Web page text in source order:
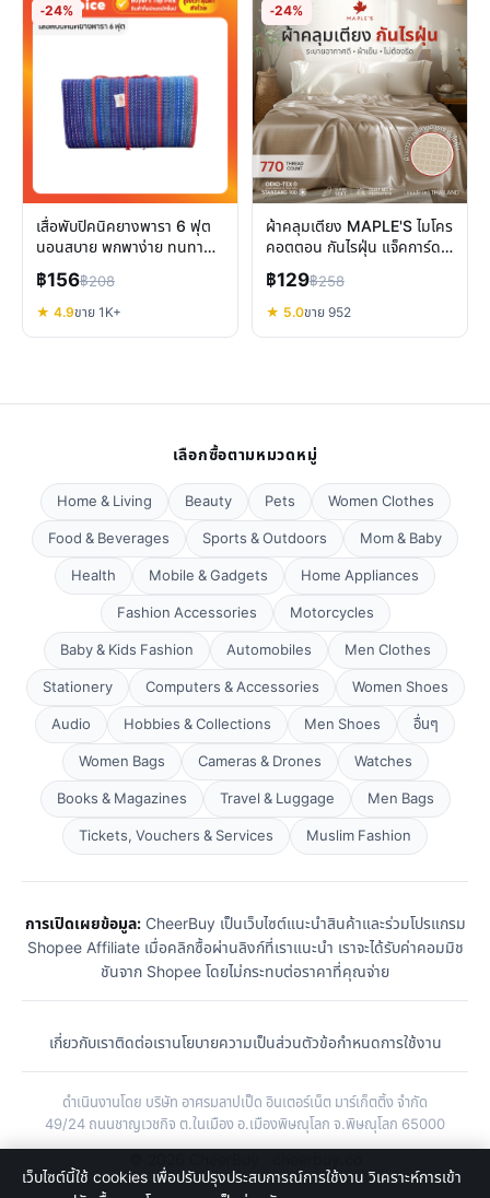
-24%
เสื่อพับปิคนิคยางพารา 6 ฟุต
นอนสบาย พกพาง่าย ทนทาน
คุ้มค่า
฿156฿208
★ 4.9ขาย 1K+
-24%
ผ้าคลุมเตียง MAPLE'S ไมโคร
คอตตอน กันไรฝุ่น แจ็คการ์ด
สัมผัสนุ่ม ปกป้องเตียง โซฟา
฿129฿258
★ 5.0ขาย 952
เลือกซื้อตามหมวดหมู่
Home & Living Beauty Pets
Women Clothes
Food & Beverages
Sports & Outdoors
Mom & Baby
Health
Mobile & Gadgets
Home Appliances
Fashion Accessories
Motorcycles
Baby & Kids Fashion
Automobiles
Men Clothes
Stationery
Computers & Accessories
Women Shoes
Audio
Hobbies & Collections Men Shoes
อื่นๆ
Women Bags
Cameras & Drones
Watches
Books & Magazines
Travel & Luggage
Men Bags
Tickets, Vouchers & Services
Muslim Fashion
การเปิดเผยข้อมูล:CheerBuy เป็นเว็บไซต์แนะนำสินค้าและร่วมโปรแกรม
Shopee Affiliate เมื่อคลิกซื้อผ่านลิงก์ที่เราแนะนำ เราจะได้รับค่าคอมมิช
ชันจาก Shopee โดยไม่กระทบต่อราคาที่คุณจ่าย
เกี่ยวกับเราติดต่อเรานโยบายความเป็นส่วนตัวข้อกำหนดการใช้งาน
ดำเนินงานโดย บริษัท อาศรมลาปเป็ด อินเตอร์เน็ต มาร์เก็ตติ้ง จำกัด
49/24 ถนนชาญเวชกิจ ต.ในเมือง อ.เมืองพิษณุโลก จ.พิษณุโลก 65000
เว็บไซต์นี้ใช้ cookies เพื่อปรับปรุงประสบการณ์การใช้งาน วิเคราะห์การเข้า